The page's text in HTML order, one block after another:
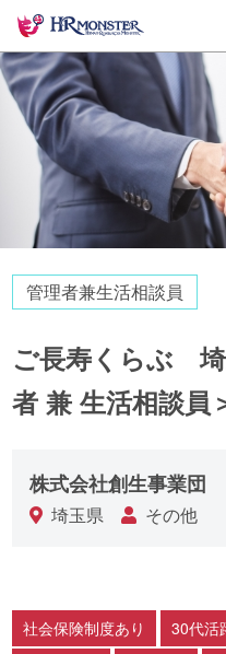
管理者兼生活相談員
ご長寿くらぶ 埼
者 兼 生活相談員
株式会社創生事業団
埼玉県 その他
社会保険制度あり 30代活